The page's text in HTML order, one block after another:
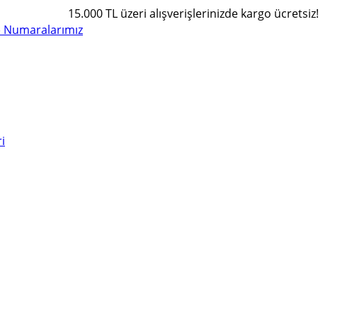
15.000 TL üzeri alışverişlerinizde kargo ücretsiz!